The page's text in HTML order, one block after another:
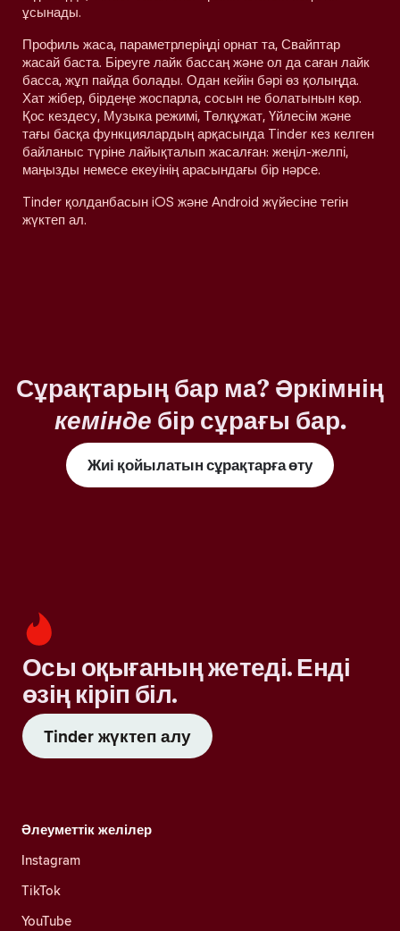
ұсынады.
Профиль жаса, параметрлеріңді орнат та, Свайптар
жасай баста. Біреуге лайк бассаң және ол да саған лайк
басса, жұп пайда болады. Одан кейін бәрі өз қолыңда.
Хат жібер, бірдеңе жоспарла, сосын не болатынын көр.
Қос кездесу, Музыка режимі, Төлқұжат, Үйлесім және
тағы басқа функциялардың арқасында Tinder кез келген
байланыс түріне лайықталып жасалған: жеңіл-желпі,
маңызды немесе екеуінің арасындағы бір нәрсе.
Tinder қолданбасын iOS және Android жүйесіне тегін
жүктеп ал.
Сұрақтарың бар ма? Әркімнің
кемінде бір сұрағы бар.
Жиі қойылатын сұрақтарға өту
Осы оқығаның жетеді. Енді
өзің кіріп біл.
Tinder жүктеп алу
Әлеуметтік желілер
Instagram
TikTok
YouTube